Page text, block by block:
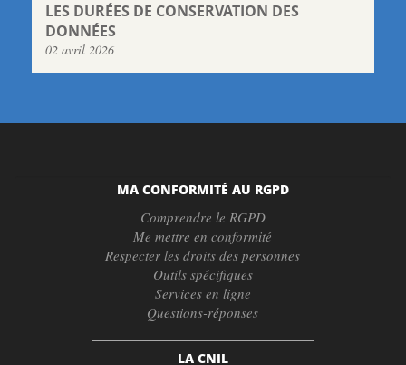
LES DURÉES DE CONSERVATION DES
DONNÉES
02 avril 2026
MA CONFORMITÉ AU RGPD
Comprendre le RGPD
Me mettre en conformité
Respecter les droits des personnes
Outils spécifiques
Services en ligne
Questions-réponses
LA CNIL